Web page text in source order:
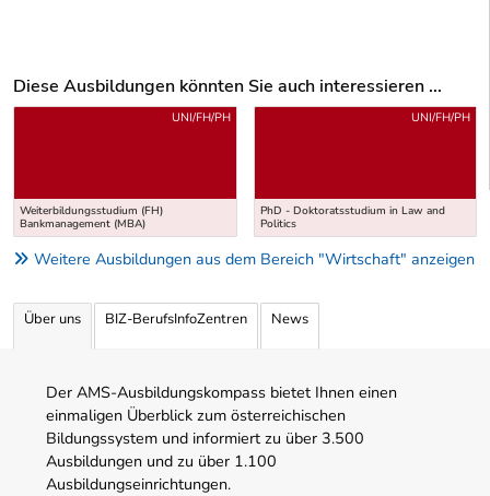
Diese Ausbildungen könnten Sie auch interessieren ...
Uber weitere Ausbildungsvorschläge
Weiterbildungsstudium (FH)
Bankmanagement (MBA)
UNI/FH/PH
PhD - Doktoratsstudium in Law and
Politics
UNI/FH/PH
Weitere Ausbildungen aus dem Bereich "Wirtschaft" anzeigen
Über uns BIZ-BerufsInfoZentren News
Der AMS-Ausbildungskompass bietet Ihnen einen
einmaligen Überblick zum österreichischen
Bildungssystem und informiert zu über 3.500
Ausbildungen und zu über 1.100
Ausbildungseinrichtungen.